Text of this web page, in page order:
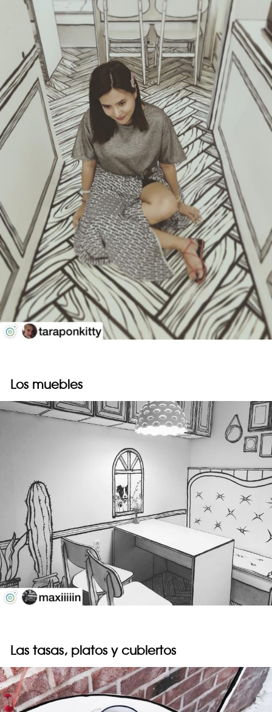
Los muebles
Las tasas, platos y cubiertos